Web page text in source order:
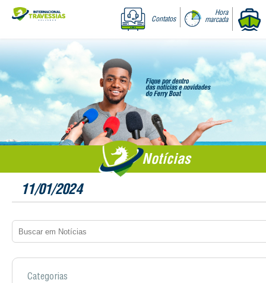
Contatos
Hora
marcada
Notícias
11/01/2024
Categorias